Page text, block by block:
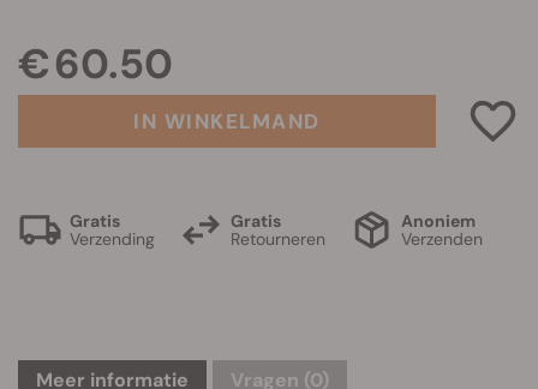
€ 60.50
IN WINKELMAND
Gratis
Verzending
Gratis
Retourneren
Anoniem
Verzenden
Meer informatie Vragen (0)